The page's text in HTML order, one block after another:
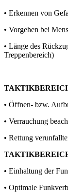
• Erkennen von
• Vorgehen bei
• Länge des
Treppenbereich)
• Öffnen- bzw.
• Verrauchung
• Rettung
• Einhaltung der
• Optimale